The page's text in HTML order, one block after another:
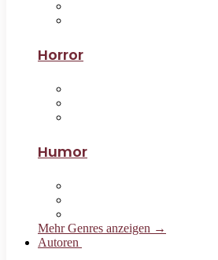
Horror
Humor
Mehr Genres anzeigen →
Autoren